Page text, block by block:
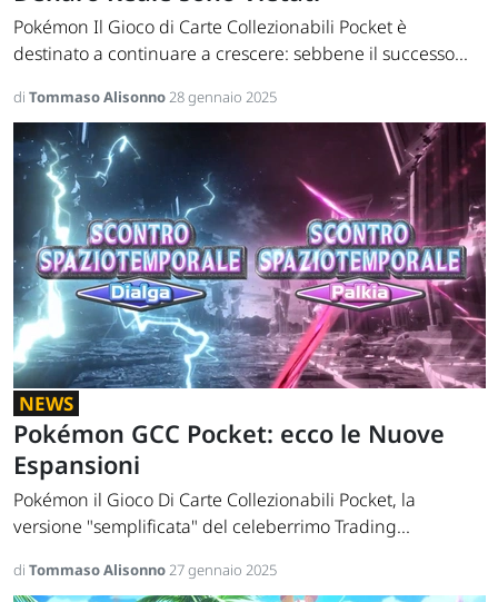
Pokémon Il Gioco di Carte Collezionabili Pocket è
destinato a continuare a crescere: sebbene il successo...
di Tommaso Alisonno28 gennaio 2025
NEWS
Pokémon GCC Pocket: ecco le Nuove
Espansioni
Pokémon il Gioco Di Carte Collezionabili Pocket, la
versione "semplificata" del celeberrimo Trading...
di Tommaso Alisonno27 gennaio 2025